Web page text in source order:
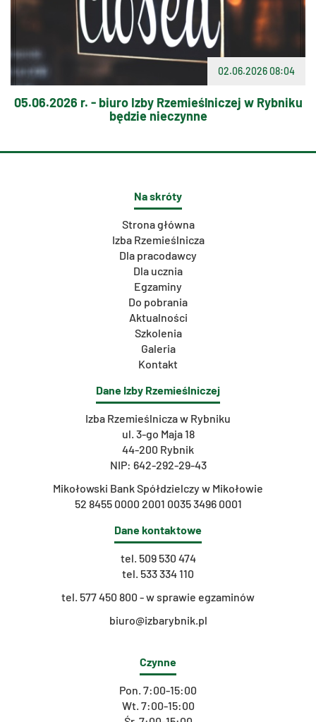
02.06.2026 08:04
05.06.2026 r. - biuro Izby Rzemieślniczej w Rybniku
będzie nieczynne
Na skróty
Strona główna
Izba Rzemieślnicza
Dla pracodawcy
Dla ucznia
Egzaminy
Do pobrania
Aktualności
Szkolenia
Galeria
Kontakt
Dane Izby Rzemieślniczej
Izba Rzemieślnicza w Rybniku
ul. 3-go Maja 18
44-200 Rybnik
NIP: 642-292-29-43
Mikołowski Bank Spółdzielczy w Mikołowie
52 8455 0000 2001 0035 3496 0001
Dane kontaktowe
tel. 509 530 474
tel. 533 334 110
tel. 577 450 800 - w sprawie egzaminów
biuro@izbarybnik.pl
Czynne
Pon. 7:00-15:00
Wt. 7:00-15:00